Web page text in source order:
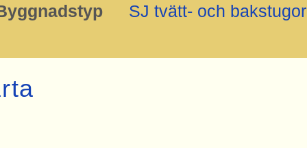
SJ tvätt- och bakstugor